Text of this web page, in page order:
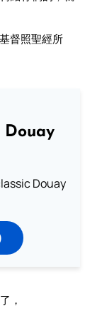
督照聖經所
Douay
Douay
，